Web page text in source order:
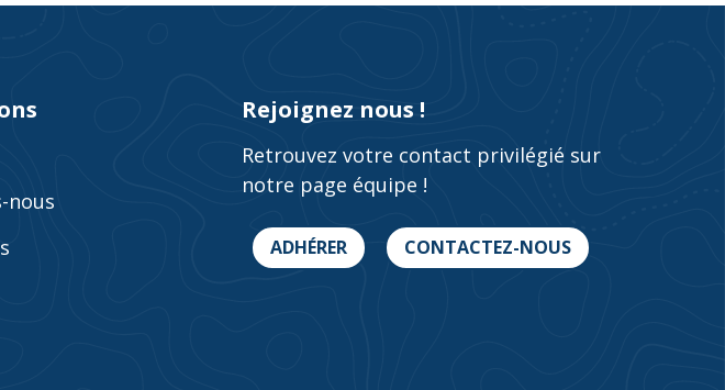
nous
Rejoignez nous !
Retrouvez votre contact privilégié sur
notre page équipe !
ADHÉRER CONTACTEZ-NOUS